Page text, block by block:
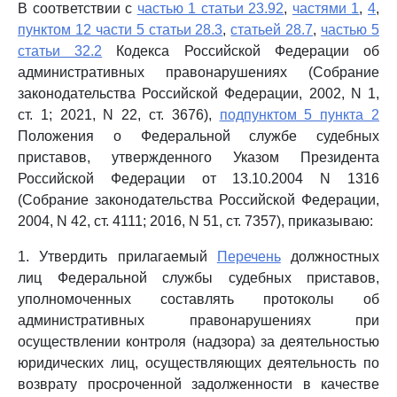
В соответствии с частью 1 статьи 23.92, частями 1,4,
пунктом 12 части 5 статьи 28.3,статьей 28.7, частью 5
статьи 32.2 Кодекса Российской Федерации об
административных правонарушениях (Собрание
законодательства Российской Федерации, 2002, N 1,
ст. 1; 2021, N 22, ст. 3676), подпунктом 5 пункта 2
Положения о Федеральной службе судебных
приставов, утвержденного Указом Президента
Российской Федерации от 13.10.2004 N 1316
(Собрание законодательства Российской Федерации,
2004, N 42, ст. 4111; 2016, N 51, ст. 7357), приказываю:
1. Утвердить прилагаемый Переченьдолжностных
лиц Федеральной службы судебных приставов,
уполномоченных составлять протоколы об
административных правонарушениях при
осуществлении контроля (надзора) за деятельностью
юридических лиц, осуществляющих деятельность по
возврату просроченной задолженности в качестве